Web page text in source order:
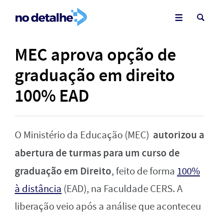
MEC aprova opção de
graduação em direito
100% EAD
O Ministério da Educação (MEC) autorizou a
abertura de turmas para um curso de
graduação em Direito, feito de forma 100%
à distância (EAD), na Faculdade CERS. A
liberação veio após a análise que aconteceu